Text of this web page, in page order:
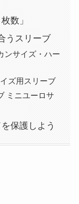
数」
うスリーブ
ンサイズ・ハー
ズ用スリーブ
ミニユーロサ
保護しよう